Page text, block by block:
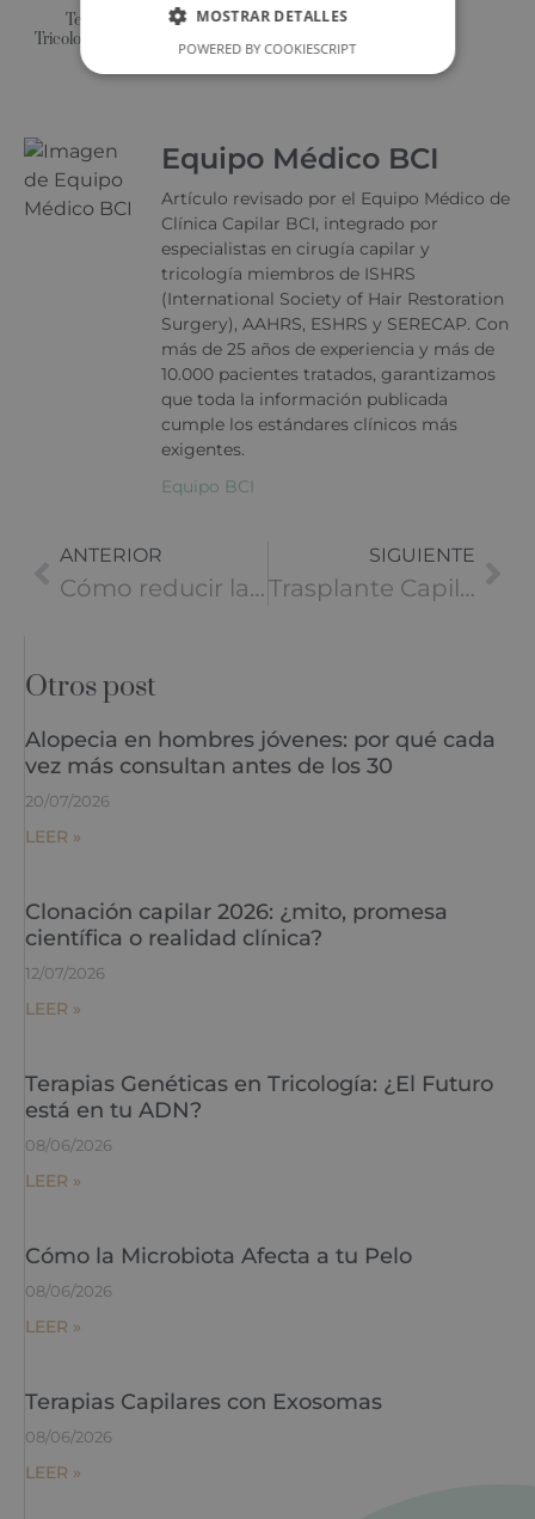
Terapias Genéticas en
Tricología: ¿El Futuro está en tu
Equipo Médico BCI
Artículo revisado por el Equipo Médico de
Clínica Capilar BCI, integrado por
especialistas en cirugía capilar y
tricología miembros de ISHRS
(International Society of Hair Restoration
Surgery), AAHRS, ESHRS y SERECAP. Con
más de 25 años de experiencia y más de
10.000 pacientes tratados, garantizamos
que toda la información publicada
cumple los estándares clínicos más
exigentes.
Equipo BCI
ANTERIOR
Cómo reducir la pérdida de cabello: Causas y soluciones efectivas
SIGUIENTE
Trasplante Capilar en Mujeres
Otros post
Alopecia en hombres jóvenes: por qué cada
vez más consultan antes de los 30
20/07/2026
LEER »
Clonación capilar 2026: ¿mito, promesa
científica o realidad clínica?
12/07/2026
LEER »
Terapias Genéticas en Tricología: ¿El Futuro
está en tu ADN?
08/06/2026
LEER »
Cómo la Microbiota Afecta a tu Pelo
08/06/2026
LEER »
Terapias Capilares con Exosomas
08/06/2026
LEER »
MOSTRAR DETALLES
POWERED BY COOKIESCRIPT